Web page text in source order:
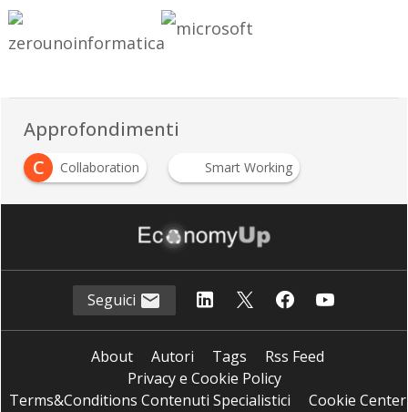
Approfondimenti
C
Collaboration Smart Working
Seguici
About Autori Tags
Rss Feed
Privacy e Cookie Policy
Terms&Conditions Contenuti Specialistici
Cookie Center